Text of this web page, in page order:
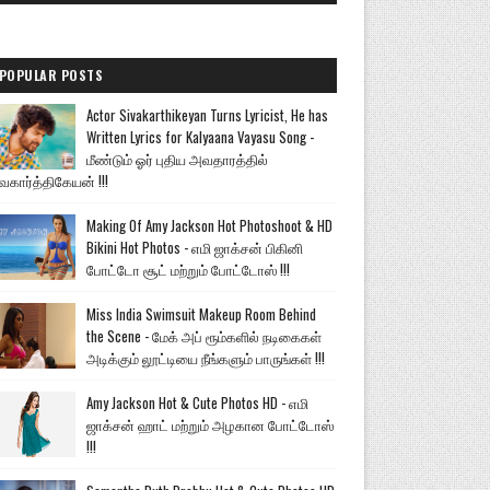
POSTS
Actor Sivakarthikeyan Turns Lyricist, He has
Written Lyrics for Kalyaana Vayasu Song -
மீண்டும் ஓர் புதிய அவதாரத்தில்
!!!
Making Of Amy Jackson Hot Photoshoot & HD
Bikini Hot Photos - எமி ஜாக்சன் பிகினி
போட்டோ சூட் மற்றும் போட்டோஸ் !!!
Miss India Swimsuit Makeup Room Behind
the Scene - மேக் அப் ரூம்களில் நடிகைகள்
அடிக்கும் லூட்டியை நீங்களும் பாருங்கள் !!!
Amy Jackson Hot & Cute Photos HD - எமி
ஜாக்சன் ஹாட் மற்றும் அழகான போட்டோஸ்
!!!